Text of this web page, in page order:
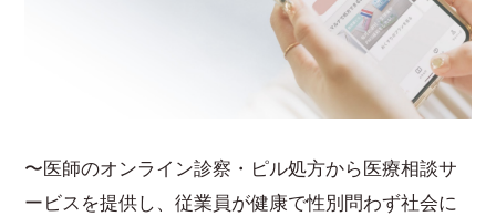
〜医師のオンライン診察・ピル処方から医療相談サ
ービスを提供し、従業員が健康で性別問わず社会に